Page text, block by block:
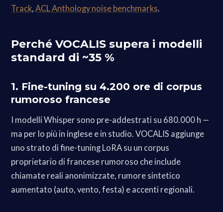
Track,ACL Anthology noise benchmarks.
Perché VOCALIS supera i modelli
standard di ~35 %
1. Fine-tuning su 4.200 ore di corpus
rumoroso francese
I modelli Whisper sono pre-addestrati su 680.000 h —
ma per lo più in inglese e in studio. VOCALIS aggiunge
uno strato di fine-tuning LoRA su un corpus
proprietario di francese rumoroso che include
chiamate reali anonimizzate, rumore sintetico
aumentato (auto, vento, festa) e accenti regionali.